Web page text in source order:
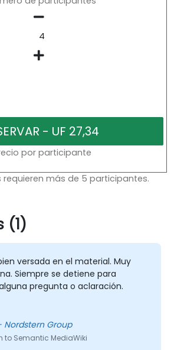
por participante
requieren más de 5 participantes.
(1)
versada en el material. Muy
Siempre se detiene para
pregunta o aclaración.
Nordstern Group
to Semantic MediaWiki